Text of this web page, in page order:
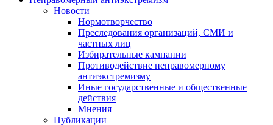
Новости
Нормотворчество
Преследования организаций, СМИ и
частных лиц
Избирательные кампании
Противодействие неправомерному
антиэкстремизму
Иные государственные и общественные
действия
Мнения
Публикации